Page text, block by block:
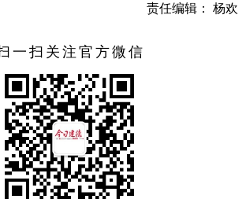
责任编辑： 杨欢
一扫关注官方微信